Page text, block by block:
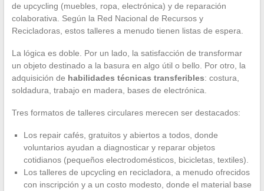
de upcycling (muebles, ropa, electrónica) y de reparación
colaborativa. Según la Red Nacional de Recursos y
Recicladoras, estos talleres a menudo tienen listas de espera.
La lógica es doble. Por un lado, la satisfacción de transformar
un objeto destinado a la basura en algo útil o bello. Por otro, la
adquisición de habilidades técnicas transferibles: costura,
soldadura, trabajo en madera, bases de electrónica.
Tres formatos de talleres circulares merecen ser destacados:
Los repair cafés, gratuitos y abiertos a todos, donde
voluntarios ayudan a diagnosticar y reparar objetos
cotidianos (pequeños electrodomésticos, bicicletas, textiles).
Los talleres de upcycling en recicladora, a menudo ofrecidos
con inscripción y a un costo modesto, donde el material base